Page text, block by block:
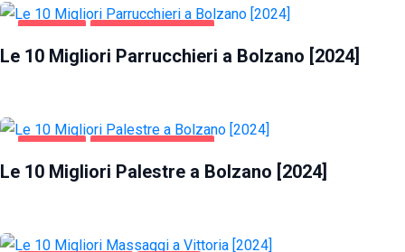
Le 10 Migliori Parrucchieri a Bolzano [2024]
Le 10 Migliori Palestre a Bolzano [2024]